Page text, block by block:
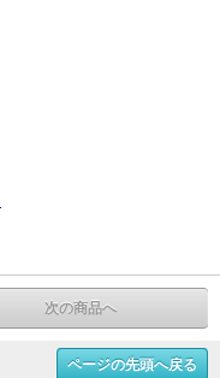
次の商品へ
ページの先頭へ戻る